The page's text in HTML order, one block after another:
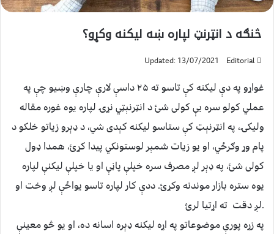
څنګه د انټرنټ لپاره ښه ليکنه وکړو؟
Editorial
Updated: 13/07/2021
غواړو په دې ليکنه کې تاسو ته ۲۵ داسې لارې چارې وښيو چې په
عملي کولو سره يې کولی شئ د انټرنېټي نړۍ لپاره يوه غوره مقاله
وليکۍ، په انټرنېټ کې ستاسو لیکنه کېدی شي، د ډېرو زياتو خلکو د
پام وړ وګرځي، او يو زيات شمېر لوستونکي پيدا کړﺉ، همدا ډول
کولی شئ، په ډېر لږ مصرف سره خپلې پاڼې او يا خپلې ليکنې لپاره
يوه ستره بازار موندنه وکړﺉ. ددې کار لپاره تاسو يواځې لږ وخت او
لږ دقت ته اړتيا لرﺉ.
په زړه پورې موضوعاتو په اړه لیکنه ډېره اسانه ده، او يو څو معينې